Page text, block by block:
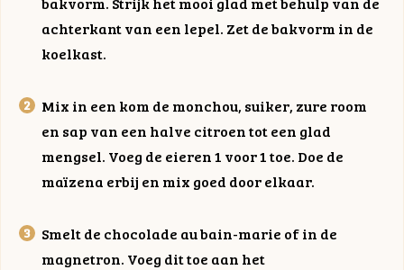
achterkant van een lepel. Zet de bakvorm in de
koelkast.
Mix in een kom de monchou, suiker, zure room
en sap van een halve citroen tot een glad
mengsel. Voeg de eieren 1 voor 1 toe. Doe de
maïzena erbij en mix goed door elkaar.
Smelt de chocolade au bain-marie of in de
magnetron. Voeg dit toe aan het